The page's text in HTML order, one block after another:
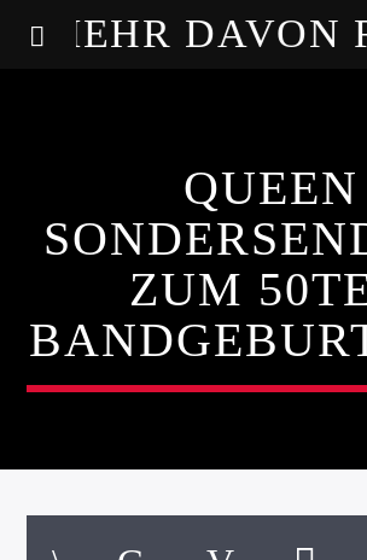
MEHR DAVON
QUEEN
ZUM